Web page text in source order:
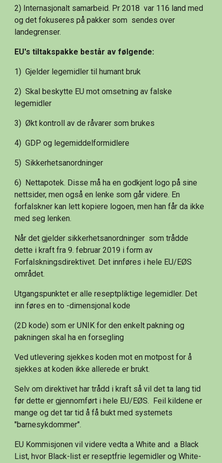
2) Internasjonalt samarbeid. Pr 2018  var 116 land med
og det fokuseres på pakker som  sendes over
landegrenser.
EU's tiltakspakke består av følgende:
1)  Gjelder legemidler til humant bruk
2)  Skal beskytte EU mot omsetning av falske
legemidler
3)  Økt kontroll av de råvarer som brukes
4)  GDP og legemiddelformidlere
5)  Sikkerhetsanordninger
6)  Nettapotek. Disse må ha en godkjent logo på sine
nettsider, men også en lenke som går videre. En
forfalskner kan lett kopiere logoen, men han får da ikke
med seg lenken.
Når det gjelder sikkerhetsanordninger  som trådde
dette i kraft fra 9. februar 2019 i form av
Forfalskningsdirektivet. Det innføres i hele EU/EØS
området.
Utgangspunktet er alle reseptpliktige legemidler. Det
inn føres en to -dimensjonal kode
(2D kode) som er UNIK for den enkelt pakning og
pakningen skal ha en forsegling
Ved utlevering sjekkes koden mot en motpost for å
sjekkes at koden ikke allerede er brukt.
Selv om direktivet har trådd i kraft så vil det ta lang tid
før dette er gjennomført i hele EU/EØS.  Feil kildene er
mange og det tar tid å få bukt med systemets
"barnesykdommer".
EU Kommisjonen vil videre vedta a White and  a Black
List, hvor Black-list er reseptfrie legemidler og White-